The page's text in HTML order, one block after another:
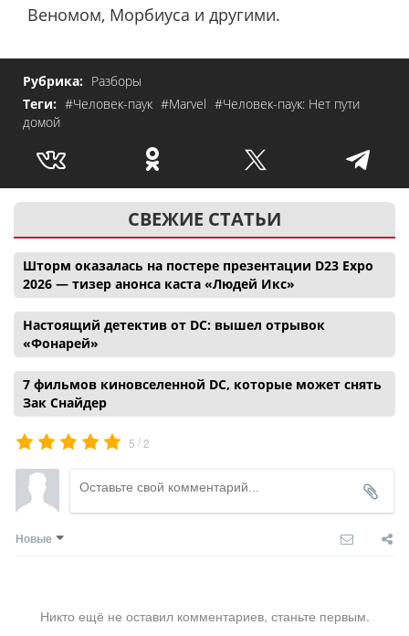
Веномом, Морбиуса и другими.
Рубрика: Разборы
Теги: #Человек-паук #Marvel #Человек-паук: Нет пути
домой
СВЕЖИЕ СТАТЬИ
Шторм оказалась на постере презентации D23 Expo
2026 — тизер анонса каста «Людей Икс»
Настоящий детектив от DC: вышел отрывок
«Фонарей»
7 фильмов киновселенной DC, которые может снять
Зак Снайдер
5 /2
Новые
Никто ещё не оставил комментариев, станьте первым.